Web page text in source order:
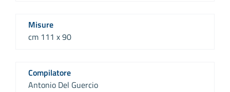
Misure
cm 111 x 90
Compilatore
Antonio Del Guercio